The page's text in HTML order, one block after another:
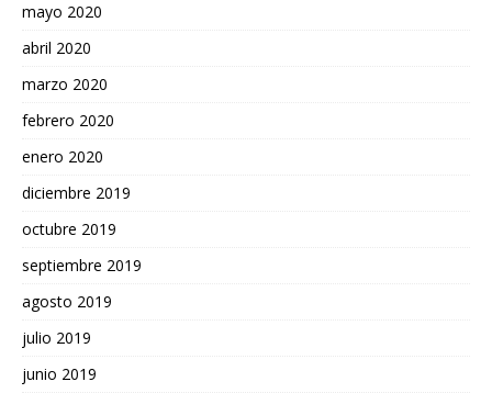
mayo 2020
abril 2020
marzo 2020
febrero 2020
enero 2020
diciembre 2019
octubre 2019
septiembre 2019
agosto 2019
julio 2019
junio 2019